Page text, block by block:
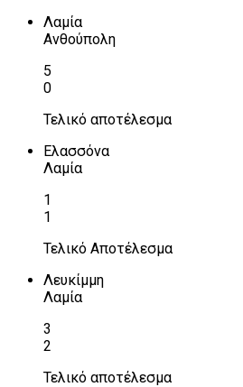
Λαμία
Ανθούπολη
5
0
Τελικό αποτέλεσμα
Ελασσόνα
Λαμία
1
1
Τελικό Αποτέλεσμα
Λευκίμμη
Λαμία
3
2
Τελικό αποτέλεσμα